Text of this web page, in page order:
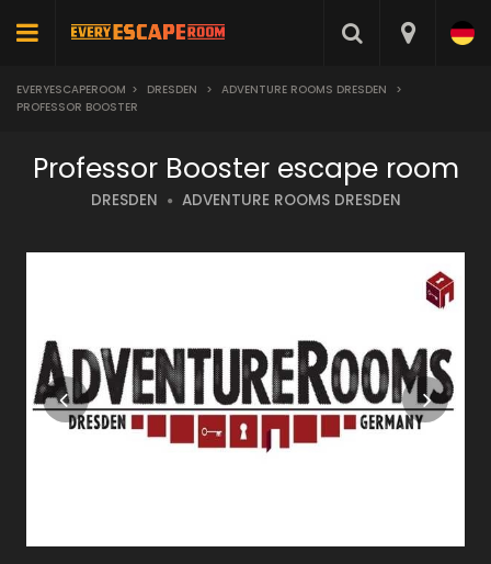
EVERYESCAPEROOM > DRESDEN > ADVENTURE ROOMS DRESDEN
>
PROFESSOR BOOSTER
Professor Booster escape room
DRESDEN ADVENTURE ROOMS DRESDEN